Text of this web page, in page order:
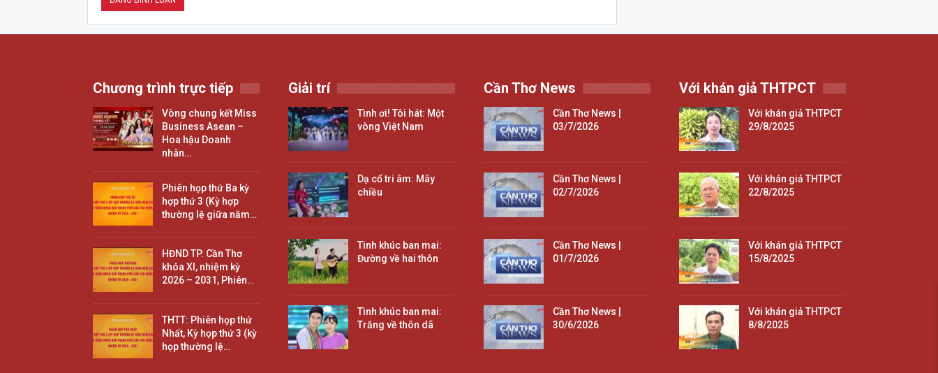
Chương trình trực tiếp
Vòng chung kết Miss
Business Asean –
Hoa hậu Doanh
nhân…
Phiên họp thứ Ba kỳ
hợp thứ 3 (Kỳ hợp
thường lệ giữa năm…
HĐND TP. Cần Thơ
khóa XI, nhiệm kỳ
2026 – 2031, Phiên…
THTT: Phiên họp thứ
Nhất, Kỳ họp thứ 3 (kỳ
họp thường lệ…
Giải trí
Tình ơi! Tôi hát: Một
vòng Việt Nam
Dạ cổ tri âm: Mây
chiều
Tình khúc ban mai:
Đường về hai thôn
Tình khúc ban mai:
Trăng về thôn dã
Cần Thơ News
Cần Thơ News |
03/7/2026
Cần Thơ News |
02/7/2026
Cần Thơ News |
01/7/2026
Cần Thơ News |
30/6/2026
Với khán giả THTPCT
Với khán giả THTPCT
29/8/2025
Với khán giả THTPCT
22/8/2025
Với khán giả THTPCT
15/8/2025
Với khán giả THTPCT
8/8/2025